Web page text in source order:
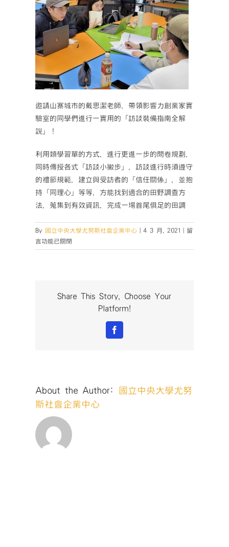
邀請山寨城市的戴思潔老師，帶領影響力創業家實
驗室的同學們進行一實用的「訪談裝備指南全解
說」！
利用類學習單的方式，進行更進一步的問卷規劃，
同時傳授各式「訪談小撇步」，訪談進行時須遵守
的禮節規範，建立與受訪者的「信任關係」，並抱
持「同理心」等等，方能找到適合的田野調查方
法，蒐集到有效資訊，完成一場首尾俱足的田調
By 國立中央大學尤努斯社會企業中心 4 3 月, 2021
在
響
工
留
言功能已關閉
Share This Story, Choose Your
Platform!
Facebook
About the Author:
國立中央大學尤努
斯社會企業中心